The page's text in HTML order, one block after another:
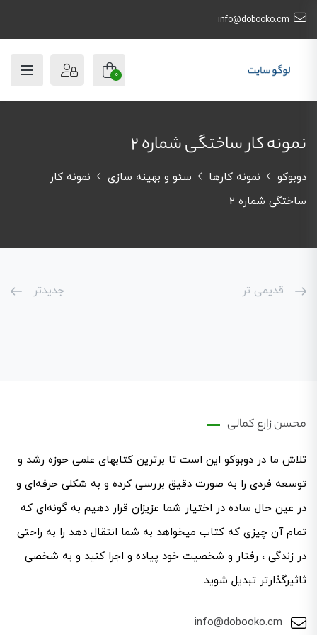
info@dobooko.cm
0
نمونه کار ساختگی شماره 2
دوبوکو نمونه کارها سئو و بهینه سازی
نمونه کار
ساختگی شماره 2
قدیمی تر جدیدتر
محسن زارع کمالی
تلاش ما در دوبوکو این است تا برترین کتابهای علمی حوزه رشد و
توسعه فردی را به صورت دقیق بررسی کرده و به شکلی حرفه‌ای ‌و
در عین حال ساده در اختیار شما عزیزان قرار دهیم به گونه‌ای که
تمام آن چیزی که کتاب میخواهد به شما انتقال دهد را به راحتی
در زندگی ، رفتار و شخصیت خود پیاده و اجرا کنید و به شخصی
ثاثیرگذارتر تبدیل شوید.
info@dobooko.cm